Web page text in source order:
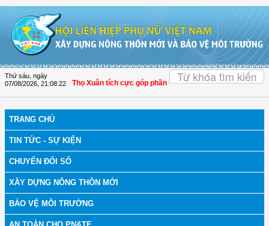
Thứ sáu, ngày
07/08/2026 21:08:22
Hóa: Hội LHPN Thọ Xuân tích cực góp phần nâng cao tỷ lệ người dân tham
TRANG CHỦ
TIN TỨC - SỰ KIỆN
CHUYỂN ĐỔI SỐ
XÂY DỰNG NÔNG THÔN MỚI
BẢO VỆ MÔI TRƯỜNG
OK